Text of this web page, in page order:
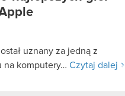
uznany za jedną z
na komputery… Czytaj dalej